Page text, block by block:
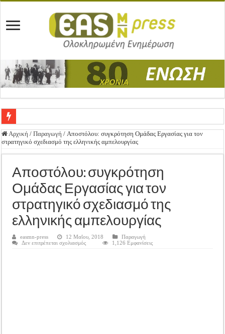
Ένωση Μεσολογγίου: Συγχαρητήρια Επιστολή προς Δήμο Μεσολογγίου
ΕΝΩΣΗ ΜΕΣΟΛΟΓΓΙΟΥ: ΕΚΛΟΓΙΚΗ ΓΕΝΙΚΗ ΣΥΝΕΛΕΥΣΗ
Δημοσιεύτηκε η Προδημοσίευση της Πρόσκλησης Σχεδίων Βελτίωσης
Ανακοίνωση: Επιστροφή ΦΠΑ
Καλά Χριστούγεννα! Καλή Χρονιά!
Tακτική Γενική Συνέλευση του Αγροτικού Συνεταιρισμού Μεσολογγίου-
Η περίοδος συγκομιδής της Ελιάς ξεκίνησε…με Μεγάλες Προσφορές!!
Αρχική / Παραγωγή / Αποστόλου: συγκρότηση Ομάδας Εργασίας για τον
στρατηγικό σχεδιασμό της ελληνικής αμπελουργίας
Αποστόλου: συγκρότηση
Ομάδας Εργασίας για τον
στρατηγικό σχεδιασμό της
ελληνικής αμπελουργίας
easmn-press 12 Μαΐου, 2018
Παραγωγή
Δεν επιτρέπεται σχολιασμόςστο
1,126 Εμφανίσεις